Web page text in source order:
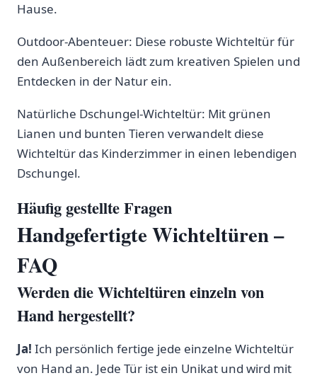
‌Hause.
Outdoor-Abenteuer: Diese robuste Wichteltür für
den Außenbereich lädt zum kreativen Spielen und
Entdecken in der Natur ein.
Natürliche Dschungel-Wichteltür: Mit grünen
Lianen und bunten​ Tieren verwandelt diese
Wichteltür das Kinderzimmer ⁤in einen lebendigen
Dschungel.
Häufig gestellte Fragen
Handgefertigte ⁣Wichteltüren –
FAQ
Werden die Wichteltüren einzeln von
⁤Hand‍ hergestellt?
Ja! Ich persönlich fertige jede einzelne Wichteltür
von Hand ‍an. Jede Tür ist ein Unikat und wird mit